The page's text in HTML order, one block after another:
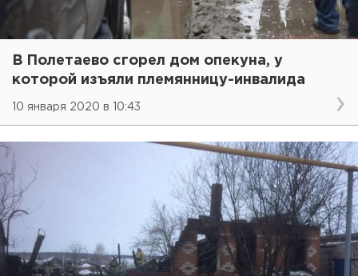
В Полетаево сгорел дом опекуна, у
которой изъяли племянницу-инвалида
10 января 2020 в 10:43